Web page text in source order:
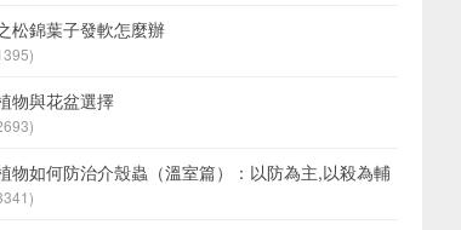
松錦葉子發軟怎麼辦
物與花盆選擇
物如何防治介殼蟲（溫室篇）：以防為主,以殺為輔